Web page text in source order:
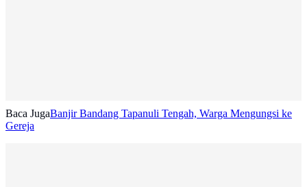
Baca JugaBanjir Bandang Tapanuli Tengah, Warga Mengungsi ke
Gereja